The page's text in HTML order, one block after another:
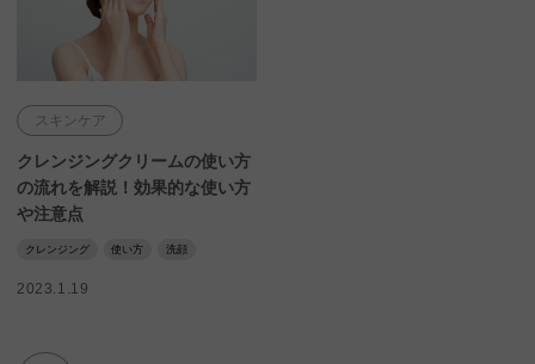
スキンケア
クレンジングクリームの使い方
の流れを解説！効果的な使い方
や注意点
クレンジング 使い方 洗顔
2023.1.19